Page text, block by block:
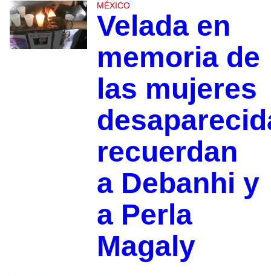
MÉXICO
Velada en
memoria de
las mujeres
recuerdan
a Debanhi y
a Perla
Magaly